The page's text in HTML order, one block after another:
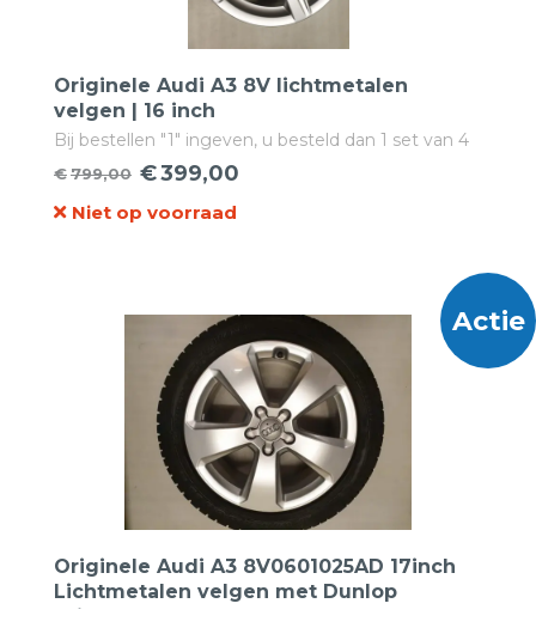
Originele Audi A3 8V lichtmetalen
velgen | 16 inch
Bij bestellen "1" ingeven, u besteld dan 1 set van 4
velgen!
€799,00
Oorspronkelijke
prijs
€399,00
Huidige
prijs
Niet op voorraad
Actie
Originele Audi A3 8V0601025AD 17inch
Lichtmetalen velgen met Dunlop
Winterbanden